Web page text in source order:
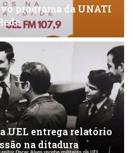
programa da UNATI
UEL entrega relatório
na ditadura